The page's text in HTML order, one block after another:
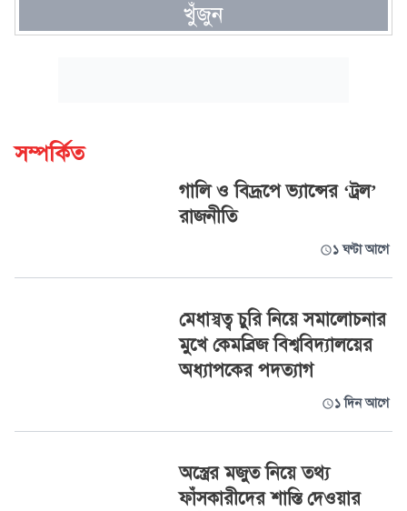
খুঁজুন
সম্পর্কিত
গালি ও বিদ্রূপে ভ্যান্সের ‘ট্রল’
রাজনীতি
১ ঘণ্টা আগে
মেধাস্বত্ব চুরি নিয়ে সমালোচনার
মুখে কেমব্রিজ বিশ্ববিদ্যালয়ের
অধ্যাপকের পদত্যাগ
১ দিন আগে
অস্ত্রের মজুত নিয়ে তথ্য
ফাঁসকারীদের শাস্তি দেওয়ার